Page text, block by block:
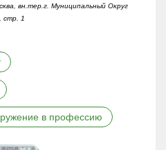
в профессию
вн.тер.г. Муниципальный Округ
стр. 1